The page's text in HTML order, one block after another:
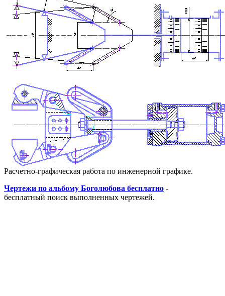
Расчетно-графическая работа по инженерной графике.
Чертежи по альбому Боголюбова бесплатно -
бесплатный поиск выполненных чертежей.